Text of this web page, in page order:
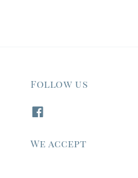
Follow us
We accept